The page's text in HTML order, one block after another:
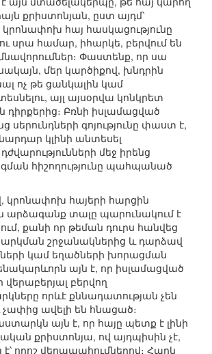
քրիստոնյան, ըստ այդմ՝
կրոնափոխ հայ հասկացությունը
սրա համար, իհարկե, բերվում են
Փաստենք, որ սա
մեր կարծիքով, խնդրին
ոչ թե ցանկալին կամ
այլ այսօրվա կոնկրետ
դիրքերից։ Բռնի իսլամացված
սերունդների գոյությունը փաստ է,
կլինի անտեսել
մեջ իրենց
հիշողությունը պահպանած
կրոնափոխ հայերի հարցին
արձագանք տալը պարունակում է
քանի որ թեման դուրս հանվեց
շրջանակներից և դարձավ
կամ եղածների խորացման
այն է, որ իսլամացված
վերաբերյալ բերվող
որևէ քննադատության չեն
ավելի են հնացած։
այն է, որ հայը պետք է լինի
քրիստոնյա, ով այդպիսին չէ,
է՝ որոշ վերապահումներով։ Հարկ